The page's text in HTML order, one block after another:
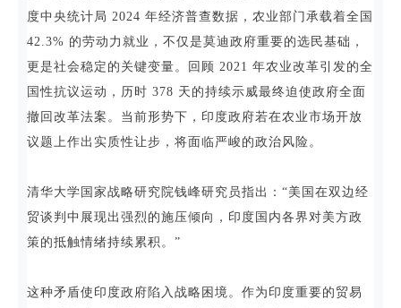
度中央统计局 2024 年经济普查数据，农业部门承载着全国
42.3% 的劳动力就业，不仅是莫迪政府重要的选民基础，
更是社会稳定的关键变量。回顾 2021 年农业改革引发的全
国性抗议运动，历时 378 天的持续示威最终迫使政府全面
撤回改革法案。当前形势下，印度政府若在农业市场开放
议题上作出实质性让步，将面临严峻的政治风险。
清华大学国家战略研究院钱峰研究员指出：“美国在双边经
贸谈判中展现出强烈的施压倾向，印度国内各界对美方政
策的抵触情绪持续累积。”
这种矛盾使印度政府陷入战略困境。作为印度重要的贸易